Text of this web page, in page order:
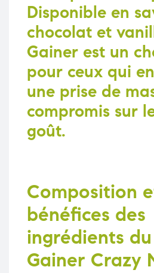
Disponible en
chocolat et
Gainer est un
pour ceux qui
une prise de
compromis sur
goût.
Composition
bénéfices des
ingrédients
Gainer Crazy